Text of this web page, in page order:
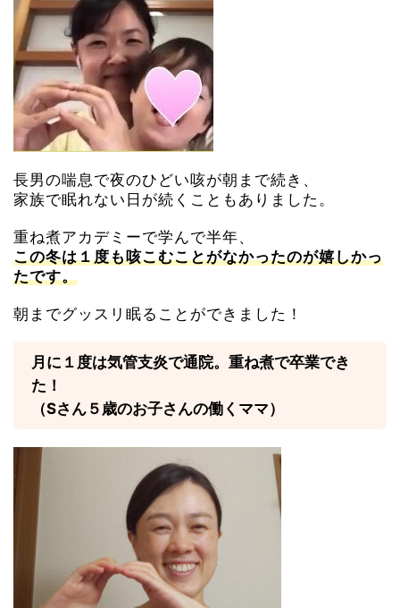
長男の喘息で夜のひどい咳が朝まで続き、
家族で眠れない日が続くこともありました。
重ね煮アカデミーで学んで半年、
この冬は１度も咳こむことがなかったのが嬉しかっ
たです。
朝までグッスリ眠ることができました！
月に１度は気管支炎で通院。重ね煮で卒業でき
た！
（Sさん５歳のお子さんの働くママ）